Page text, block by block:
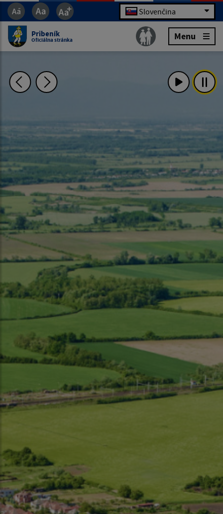
Slovenčina
Pribeník
Oficiálna stránka Menu